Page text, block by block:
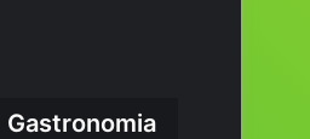
Gastronomia